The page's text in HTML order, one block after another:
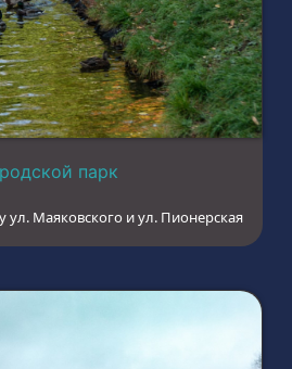
парк
ул. Маяковского и ул. Пионерская